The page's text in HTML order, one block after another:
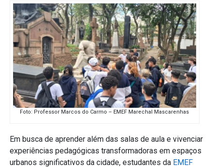
Foto: Professor Marcos do Carmo – EMEF Marechal Mascarenhas
Em busca de aprender além das salas de aula e vivenciar
experiências pedagógicas transformadoras em espaços
urbanos significativos da cidade, estudantes da EMEF